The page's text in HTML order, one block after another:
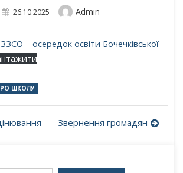
Posted
26.10.2025 Author
Admin
– осередок освіти Бочечківської
ШКОЛУ
Звернення громадян